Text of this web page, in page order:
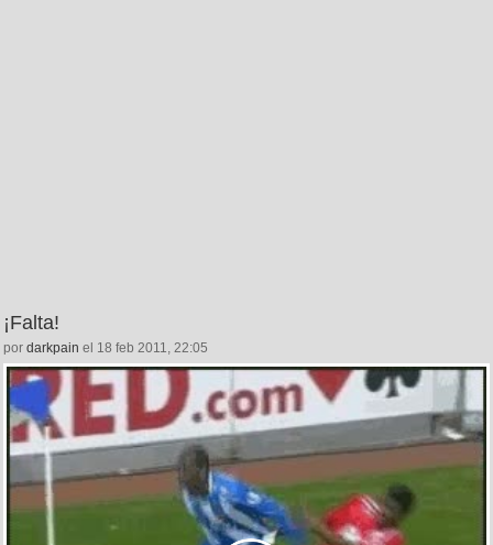
¡Falta!
por darkpain el 18 feb 2011, 22:05